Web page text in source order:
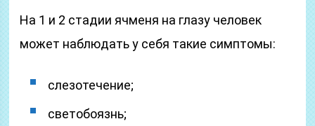
На 1 и 2 стадии ячменя на глазу человек
может наблюдать у себя такие симптомы:
слезотечение;
светобоязнь;